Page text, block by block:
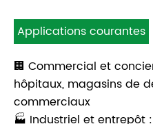
Applications courantes
🏢 Commercial et
hôpitaux, magasins de
commerciaux
🏭 Industriel et entrepôt